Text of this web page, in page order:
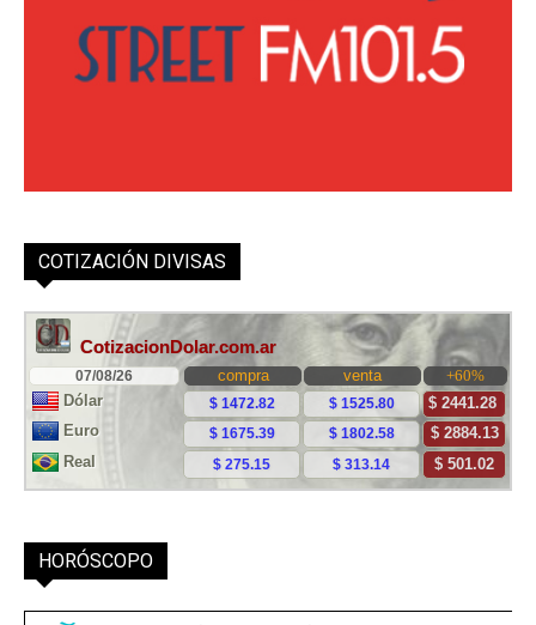
COTIZACIÓN DIVISAS
HORÓSCOPO